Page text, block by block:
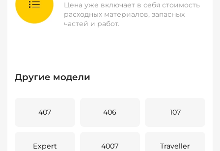
Цена уже включает в себя стоимость
расходных материалов, запасных
частей и работ.
Другие модели
407 406 107
Expert 4007 Traveller